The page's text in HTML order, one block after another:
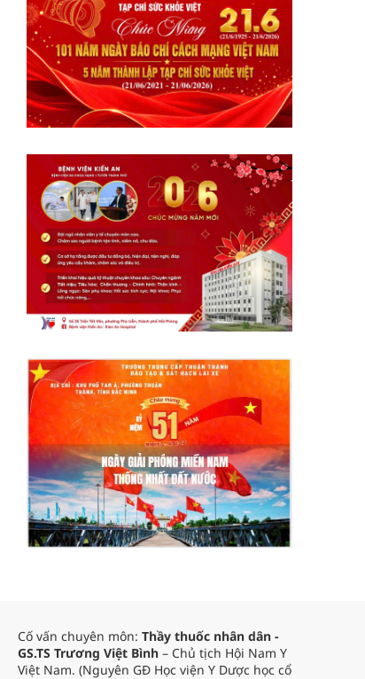
Cố vấn chuyên môn: Thầy thuốc nhân dân -
GS.TS Trương Việt Bình – Chủ tịch Hội Nam Y
Việt Nam. (Nguyên GĐ Học viện Y Dược học cổ